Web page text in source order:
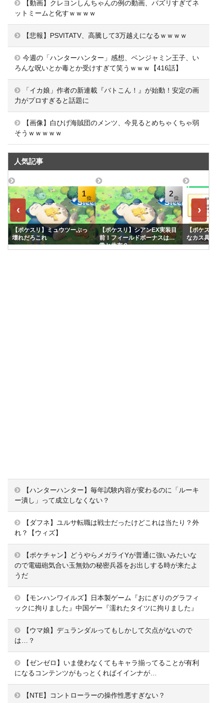
【動画】クレヨンしんちゃんの例の動画、バズリすぎてネ
ットミームと化すｗｗｗｗ
【悲報】PSVITATV、高騰して3万越えになるｗｗｗｗ
今週の「ハンターハンター」感想、ベンジャミン王子、い
ろんな呪いとか毒とか受けすぎて笑うｗｗｗ【416話】
「イカ娘」作者の新連載『バトこん！』が始動！安定の画
力がプロすぎると話題に
【画像】白ひげ海賊団のメンツ、今見るとめちゃくちゃ弱
そうｗｗｗｗｗ
人気記事
‹
1
【ポケスリ】ミュウツーぶっ
壊れだろこれ
2
【ポケスリ】シアンEX実装目
前！フィールドボーナスは通
常と共有？
【ポケス
なカス具合
›
【ハンターハンター】毎年試験内容が変わるのに「ルーキ
ー潰し」って成立しなくない？
【ダフネ】ユルサ転職は戦士だったけどこれは当たり？外
れ？【ウィズ】
【ポケチャン】どうやらメガライYが普通に強いみたいな
ので電磁砲気合い玉無効の秘密兵器をお出しする時が来たよ
うだ
【モンハンワイルズ】日本製ゲーム『おにぎりのグラフィ
ックに拘りました』中国ゲー『濡れたタイツに拘りました』
【ウマ娘】デュランダルってもしかして欠点がないので
は…？
【ゼンゼロ】いま使わなくてもキャラ揃ってることが有利
になるコンテンツがもっとくればイインナが…
【NTE】コントローラーの操作性悪すぎない？